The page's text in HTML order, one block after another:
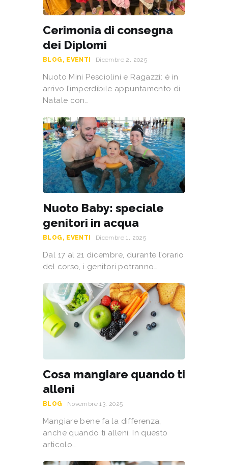
Cerimonia di consegna
dei Diplomi
BLOG , EVENTI Dicembre 2, 2025
Nuoto Mini Pesciolini e Ragazzi: è in
arrivo l’imperdibile appuntamento di
Natale con…
Nuoto Baby: speciale
genitori in acqua
BLOG , EVENTI Dicembre 1, 2025
Dal 17 al 21 dicembre, durante l’orario
del corso, i genitori potranno…
Cosa mangiare quando ti
alleni
BLOG Novembre 13, 2025
Mangiare bene fa la differenza,
anche quando ti alleni. In questo
articolo…